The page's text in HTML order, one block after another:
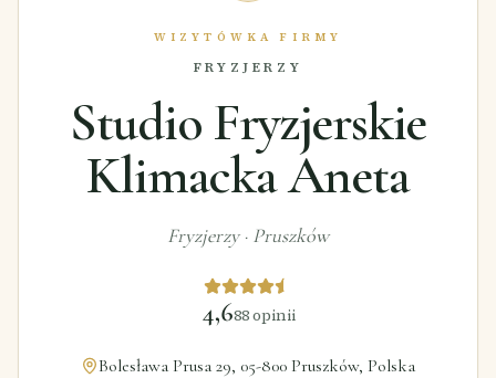
WIZYTÓWKA FIRMY
FRYZJERZY
Studio Fryzjerskie
Klimacka Aneta
Fryzjerzy· Pruszków
4,688opinii
Bolesława Prusa 29, 05-800 Pruszków, Polska